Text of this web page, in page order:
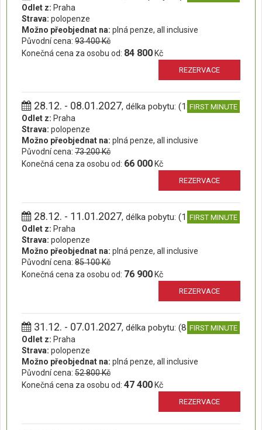
Odlet z: Praha
Strava: polopenze
Možno přeobjednat na: plná penze, all inclusive
Původní cena: 93 400 Kč
Konečná cena za osobu od: 84 800 Kč
REZERVACE
28.12. - 08.01.2027, délka pobytu: (12 dní)FIRST MINUTE
Odlet z: Praha
Strava: polopenze
Možno přeobjednat na: plná penze, all inclusive
Původní cena: 73 200 Kč
Konečná cena za osobu od: 66 000 Kč
REZERVACE
28.12. - 11.01.2027, délka pobytu: (15 dní)FIRST MINUTE
Odlet z: Praha
Strava: polopenze
Možno přeobjednat na: plná penze, all inclusive
Původní cena: 85 100 Kč
Konečná cena za osobu od: 76 900 Kč
REZERVACE
31.12. - 07.01.2027, délka pobytu: (8 dní)FIRST MINUTE
Odlet z: Praha
Strava: polopenze
Možno přeobjednat na: plná penze, all inclusive
Původní cena: 52 800 Kč
Konečná cena za osobu od: 47 400 Kč
REZERVACE